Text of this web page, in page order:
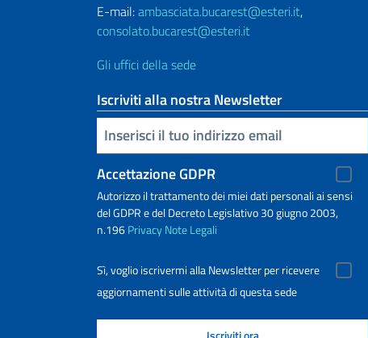
E-mail:ambasciata.bucarest@esteri.it,
consolato.bucarest@esteri.it
Gli uffici della sede
Iscriviti alla nostra Newsletter
Inserisci la tua email
Accettazione GDPR
Autorizzo il trattamento dei miei dati personali ai sensi
del GDPR e del Decreto Legislativo 30 giugno 2003,
n.196PrivacyNote Legali
Sì, voglio iscrivermi alla Newsletter per ricevere
aggiornamenti sulle attività di questa sede